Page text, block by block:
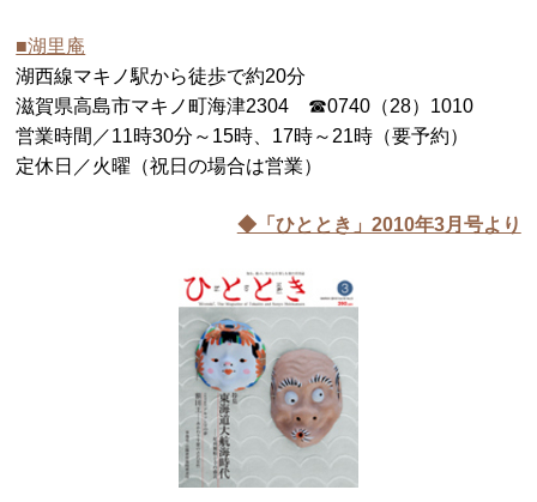
■湖里庵
湖西線マキノ駅から徒歩で約20分
滋賀県高島市マキノ町海津2304 ☎0740（28）1010
営業時間／11時30分～15時、17時～21時（要予約）
定休日／火曜（祝日の場合は営業）
◆「ひととき」2010年3月号より